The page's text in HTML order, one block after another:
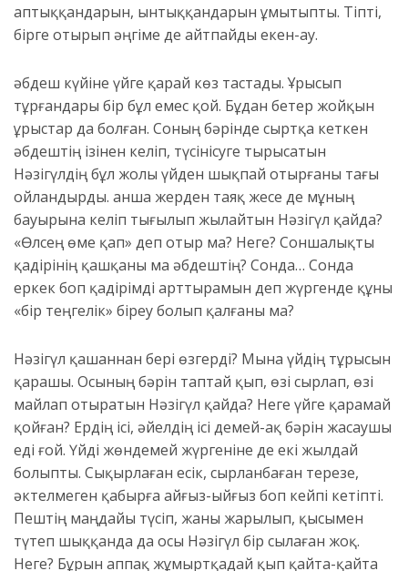
аптыққандарын, ынтыққандарын ұмытыпты. Тіпті,
бірге отырып әңгіме де айтпайды екен-ау.
Қәбдеш күйіне үйге қарай көз тастады. Ұрысып
тұрғандары бір бұл емес қой. Бұдан бетер жойқын
ұрыстар да болған. Соның бәрінде сыртқа кеткен
Қәбдештің ізінен келіп, түсінісуге тырысатын
Нәзігүлдің бұл жолы үйден шықпай отырғаны тағы
ойландырды. Қанша жерден таяқ жесе де мұның
бауырына келіп тығылып жылайтын Нәзігүл қайда?
«Өлсең өме қап» деп отыр ма? Неге? Соншалықты
қадірінің қашқаны ма Қәбдештің? Сонда… Сонда
еркек боп қадірімді арттырамын деп жүргенде құны
«бір теңгелік» біреу болып қалғаны ма?
Нәзігүл қашаннан бері өзгерді? Мына үйдің тұрысын
қарашы. Осының бәрін таптай қып, өзі сырлап, өзі
майлап отыратын Нәзігүл қайда? Неге үйге қарамай
қойған? Ердің ісі, әйелдің ісі демей-ақ бәрін жасаушы
еді ғой. Үйді жөндемей жүргеніне де екі жылдай
болыпты. Сықырлаған есік, сырланбаған терезе,
әктелмеген қабырға айғыз-ыйғыз боп кейпі кетіпті.
Пештің маңдайы түсіп, жаны жарылып, қысымен
түтеп шыққанда да осы Нәзігүл бір сылаған жоқ.
Неге? Бұрын аппақ жұмыртқадай қып қайта-қайта